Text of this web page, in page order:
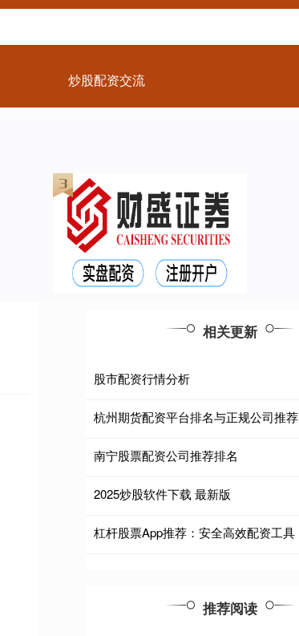
炒股配资交流
相关更新
股市配资行情分析
杭州期货配资平台排名与正规公司推荐
南宁股票配资公司推荐排名
2025炒股软件下载 最新版
杠杆股票App推荐：安全高效配资工具
推荐阅读